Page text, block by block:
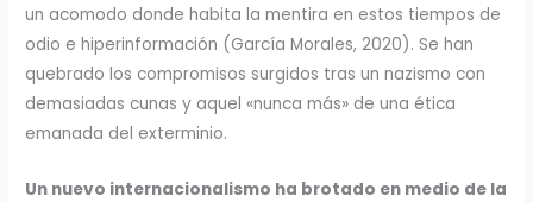
un acomodo donde habita la mentira en estos tiempos de
odio e hiperinformación (García Morales, 2020). Se han
quebrado los compromisos surgidos tras un nazismo con
demasiadas cunas y aquel «nunca más» de una ética
emanada del exterminio.
Un nuevo internacionalismo ha brotado en medio de la